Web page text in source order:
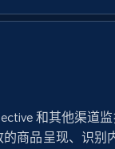
URL
Sku, Currency, Gtin,
urls, Top
877+
和其他渠道监
商品呈现、识别